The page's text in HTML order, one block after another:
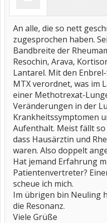
An alle, die so nett
zugesprochen haben.
Bandbreite der
Resochin, Arava,
Lantarel. Mit den
MTX verordnet, was im
einer Methotrexat-
Veränderungen in der
Krankheitssymptomen
Aufenthalt. Meist fällt
dass Hausärztin und
waren. Also doppelt
Hat jemand Erfahrung
Patientenvertreter?
scheue ich mich.
Im übrigen bin Neuling
die Resonanz.
Viele Grüße